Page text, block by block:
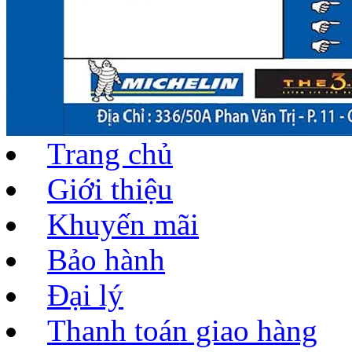
Trang chủ
Giới thiệu
Khuyến mãi
Bảo hành
Đại lý
Thanh toán giao hàng